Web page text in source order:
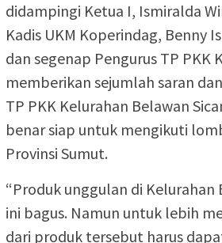
didampingi Ketua I, Ismiralda
Kadis UKM Koperindag, Benny
dan segenap Pengurus TP PKK
memberikan sejumlah saran
TP PKK Kelurahan Belawan
benar siap untuk mengikuti
Provinsi Sumut.
“Produk unggulan di Kelurahan
ini bagus. Namun untuk lebih
dari produk tersebut harus